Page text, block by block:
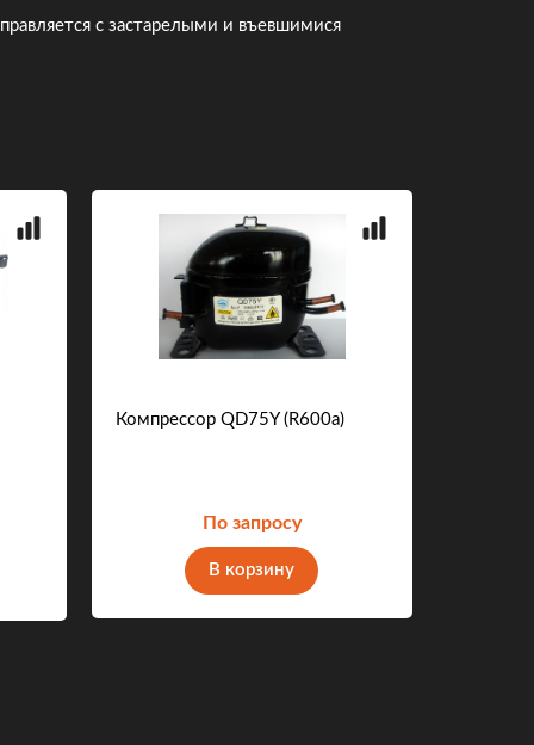
с застарелыми и въевшимися
Компрессор QD75Y (R600a)
По запросу
В корзину